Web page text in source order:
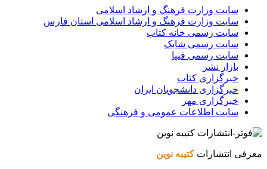
سایت وزارت فرهنگ و ارشاد اسلامی
سایت وزارت فرهنگ و ارشاد اسلامی استان فارس
سایت رسمی خانه کتاب
سایت رسمی شابک
سایت رسمی فیپا
بازار نشر
خبرگزاری کتاب
خبرگزاری دانشجویان ایران
خبرگزاری مهر
سایت اطلاعات عمومی و فرهنگی
معرفی انتشاراتکتیبه نوین